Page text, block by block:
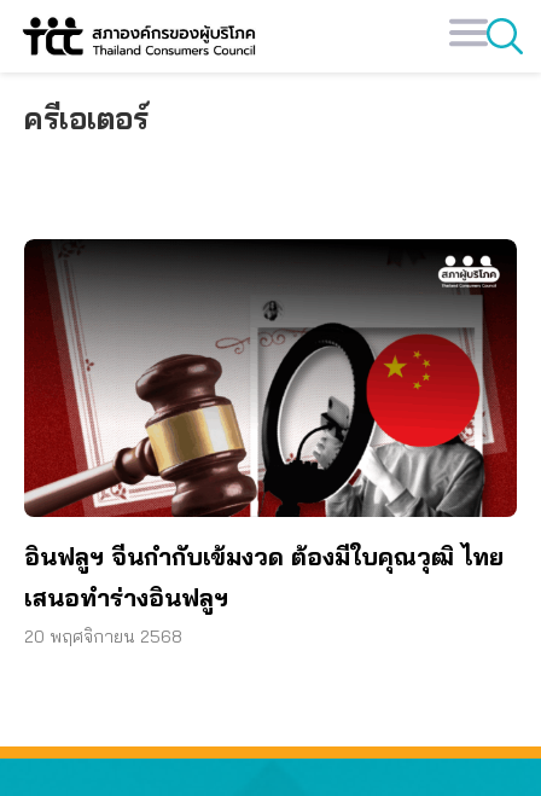
Skip
ครีเอเตอร์
อินฟลูฯ จีนกำกับเข้มงวด ต้องมีใบคุณวุฒิ ไทย
เสนอทำร่างอินฟลูฯ
20 พฤศจิกายน 2568